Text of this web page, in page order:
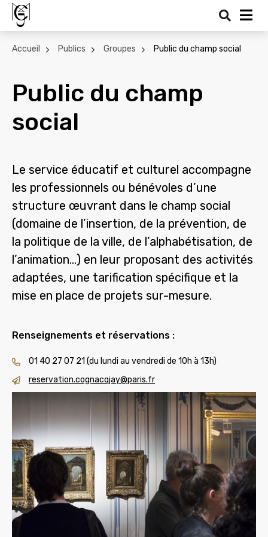
Accueil Publics Groupes Public du champ social
Public du champ
social
Le service éducatif et culturel accompagne
les professionnels ou bénévoles d’une
structure œuvrant dans le champ social
(domaine de l’insertion, de la prévention, de
la politique de la ville, de l’alphabétisation, de
l’animation…) en leur proposant des activités
adaptées, une tarification spécifique et la
mise en place de projets sur-mesure.
Renseignements et réservations :
01 40 27 07 21 (du lundi au vendredi de 10h à 13h)
reservation.cognacqjay@paris.fr